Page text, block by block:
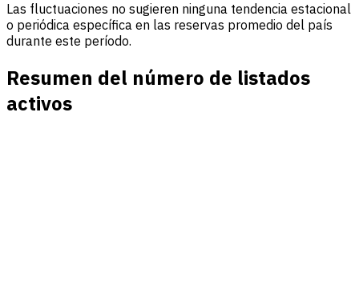
Las fluctuaciones no sugieren ninguna tendencia estacional
o periódica específica en las reservas promedio del país
durante este período.
Resumen del número de listados
activos